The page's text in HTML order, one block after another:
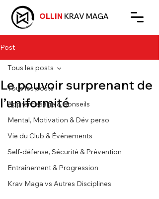
OLLIN KRAV MAGA
Post
Tous les posts
Apprentissage & Conseils
Mental, Motivation & Dév perso
Vie du Club & Événements
Self-défense, Sécurité & Prévention
Entraînement & Progression
Krav Maga vs Autres Disciplines
Tous les posts
Le pouvoir surprenant de
l’uniformité